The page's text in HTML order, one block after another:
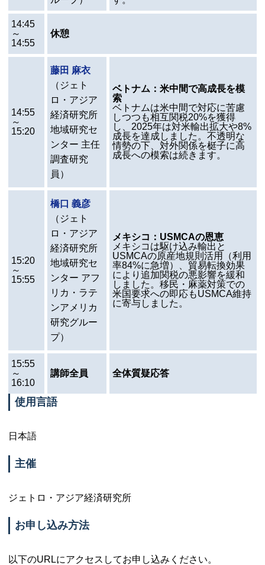
14:45
～
14:55
休憩
14:55
～
15:20
藤田 麻衣
（ジェト
ロ・アジア
経済研究所
地域研究セ
ンター 主任
調査研究
員）
ベトナム：米中間で高成長を模
索
ベトナムは米中間で対応に苦慮
しつつも相互関税20%を獲得
し、2025年は対米輸出拡大や8%
成長を達成しました。不透明な
情勢の下、対外関係を梃子に高
成長への模索は続きます。
15:20
～
15:55
橋口 義彦
（ジェト
ロ・アジア
経済研究所
地域研究セ
ンター アフ
リカ・ラテ
ンアメリカ
研究グルー
プ）
メキシコ： USMCAの恩恵
メキシコは駆け込み輸出と
USMCAの原産地規則活用（利用
率84%に急増）、貿易転換効果
により追加関税の悪影響を緩和
しました。移民・麻薬対策での
米国要求への即応もUSMCA維持
に寄与しました。
15:55
～
16:10
講師全員 全体質疑応答
使用言語
日本語
主催
ジェトロ・アジア経済研究所
お申し込み方法
以下のURLにアクセスしてお申し込みください。